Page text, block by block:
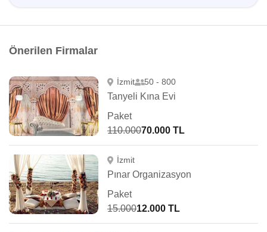
Önerilen Firmalar
İzmit 50 - 800
Tanyeli Kına Evi
Paket
110.00070.000 TL
İzmit
Pınar Organizasyon
Paket
15.00012.000 TL